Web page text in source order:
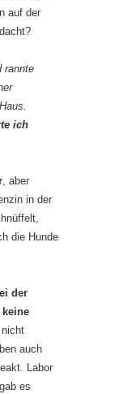
auf der
rannte
ich
, aber
in der
die Hunde
der
keine
auch
Labor
es